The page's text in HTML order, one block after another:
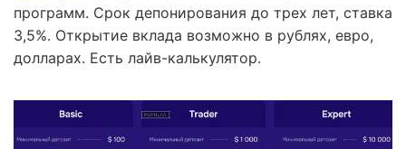
программ. Срок депонирования до трех лет, ставка
3,5%. Открытие вклада возможно в рублях, евро,
долларах. Есть лайв-калькулятор.